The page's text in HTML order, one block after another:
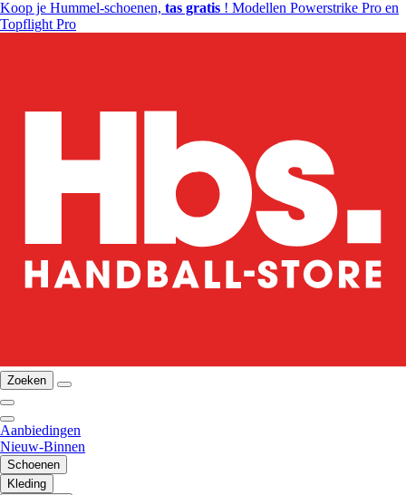
Koop je Hummel-schoenen, tas gratis ! Modellen Powerstrike Pro en
Topflight Pro
Zoeken
Aanbiedingen
Nieuw-Binnen
Schoenen
Kleding